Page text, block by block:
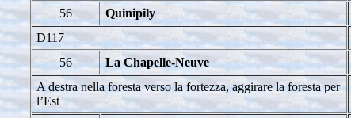
56
Quinipily
D117
56
La Chapelle-Neuve
A destra nella foresta verso la fortezza, aggirare la foresta per
l’Est